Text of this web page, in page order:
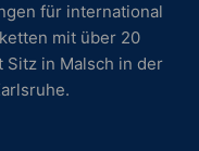
für international
mit über 20
Sitz in Malsch in der